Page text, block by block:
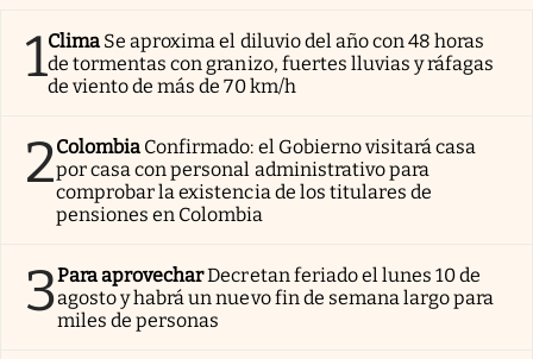
1Clima Se aproxima el diluvio del año con 48 horas
de tormentas con granizo, fuertes lluvias y ráfagas
de viento de más de 70 km/h
2Colombia Confirmado: el Gobierno visitará casa
por casa con personal administrativo para
comprobar la existencia de los titulares de
pensiones en Colombia
3Para aprovecharDecretan feriado el lunes 10 de
agosto y habrá un nuevo fin de semana largo para
miles de personas